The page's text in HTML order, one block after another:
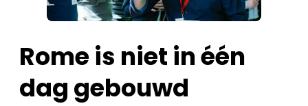
Rome is niet in één
dag gebouwd